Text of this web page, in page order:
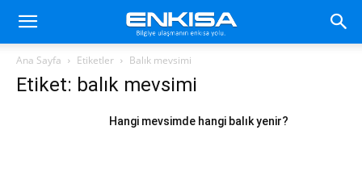
Ana Sayfa Etiketler Balık mevsimi
Etiket: balık mevsimi
Hangi mevsimde hangi balık yenir?